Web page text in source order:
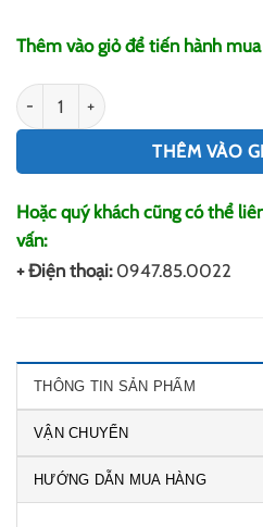
Thêm vào giỏ để tiến hành
In Background Tết số lượng
THÊM VÀO
Hoặc quý khách cũng có thể
vấn:
+ Điện thoại: 0947.85.0022
THÔNG TIN SẢN PHẨM
VẬN CHUYỂN
HƯỚNG DẪN MUA HÀNG